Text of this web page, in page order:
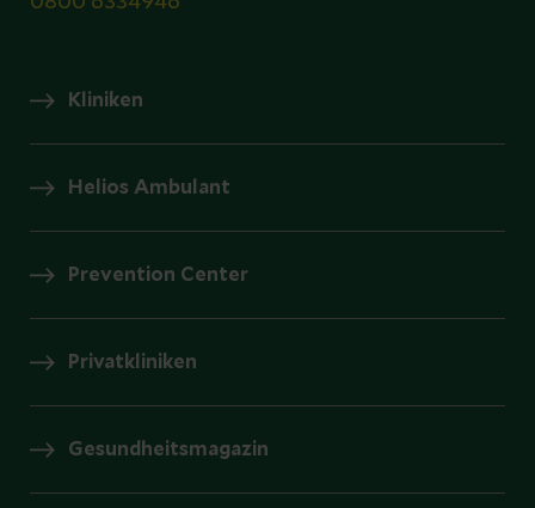
Kliniken
Helios Ambulant
Prevention Center
Privatkliniken
Gesundheitsmagazin